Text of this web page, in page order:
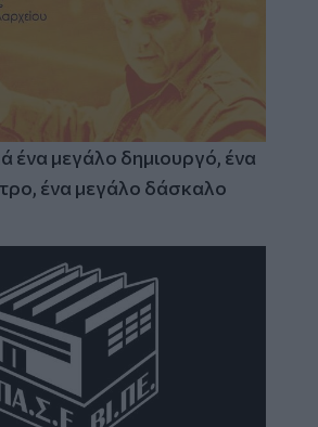
ένα μεγάλο δημιουργό, ένα
ένα μεγάλο δάσκαλο